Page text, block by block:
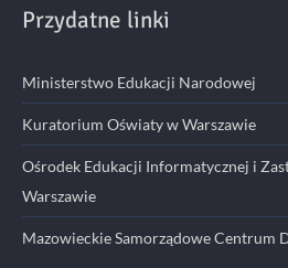
Przydatne linki
Ministerstwo Edukacji Narodowej
Kuratorium Oświaty w Warszawie
Ośrodek Edukacji Informatycznej i
Warszawie
Mazowieckie Samorządowe Centrum